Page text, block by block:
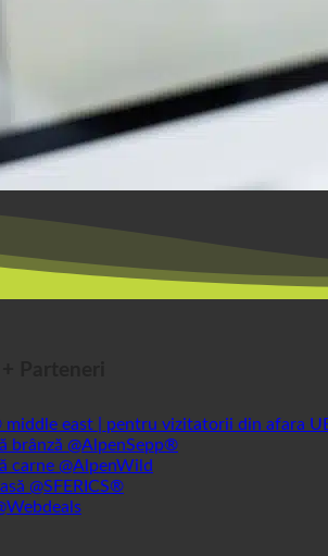
east | pentru vizitatorii din afara
brânză @AlpenSepp®
carne @AlpenWild
@SFERICS®